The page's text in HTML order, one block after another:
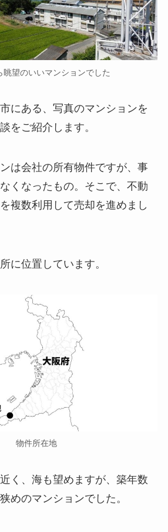
眺望のいいマンションでした
にある、写真のマンションを
をご紹介します。
は会社の所有物件ですが、事
くなったもの。そこで、不動
複数利用して売却を進めまし
に位置しています。
物件所在地
く、海も望めますが、築年数
めのマンションでした。